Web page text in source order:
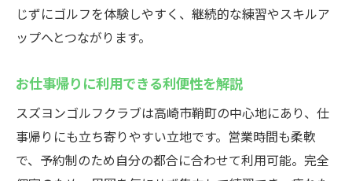
じずにゴルフを体験しやすく、継続的な練習やスキルア
ップへとつながります。
お仕事帰りに利用できる利便性を解説
スズヨンゴルフクラブは高崎市鞘町の中心地にあり、仕
事帰りにも立ち寄りやすい立地です。営業時間も柔軟
で、予約制のため自分の都合に合わせて利用可能。完全